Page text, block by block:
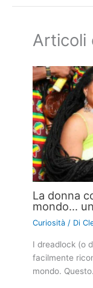
Articoli
La donna
mondo…
Curiosità / Di
I dreadlock (o
facilmente
mondo.